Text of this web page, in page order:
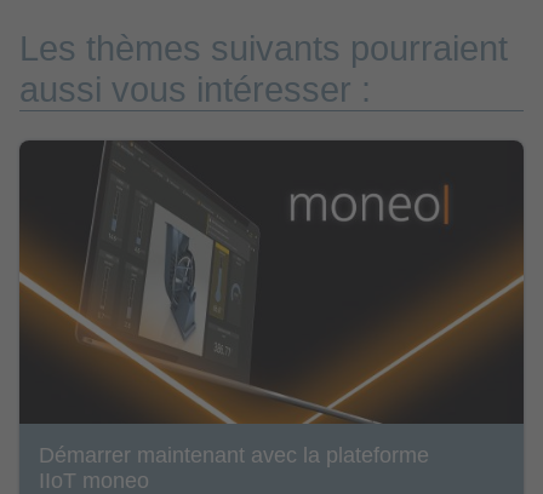
Les thèmes suivants pourraient
aussi vous intéresser :
Démarrer maintenant avec la plateforme
IIoT moneo